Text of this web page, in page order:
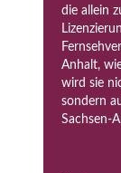
die allein
Anhalt,
wird sie
sondern
Sachsen-